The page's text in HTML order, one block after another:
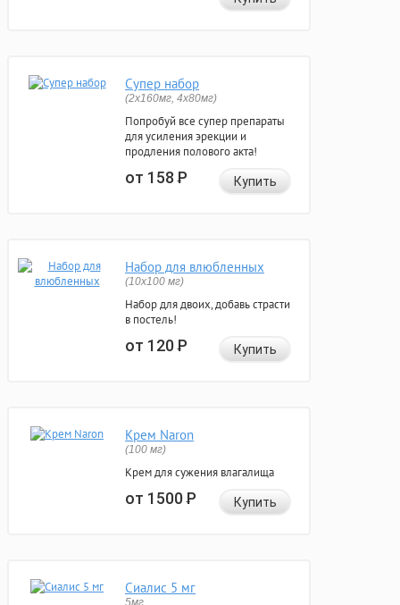
Супер набор
(2х160мг, 4х80мг)
Попробуй все супер препараты
для усиления эрекции и
продления полового акта!
от 158Р Купить
Набор для влюбленных
(10х100 мг)
Набор для двоих, добавь страсти
в постель!
от 120Р Купить
Крем Naron
(100 мг)
Крем для сужения влагалища
от 1500Р Купить
Сиалис 5 мг